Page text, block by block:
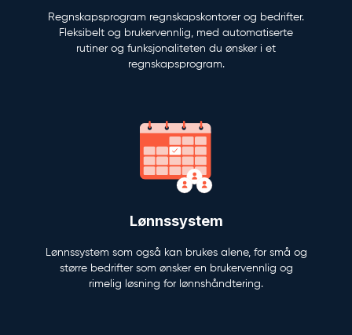
Regnskapsprogram regnskapskontorer og bedrifter.
Fleksibelt og brukervennlig, med automatiserte
rutiner og funksjonaliteten du ønsker i et
regnskapsprogram.
Lønnssystem
Lønnssystem som også kan brukes alene, for små og
større bedrifter som ønsker en brukervennlig og
rimelig løsning for lønnshåndtering.